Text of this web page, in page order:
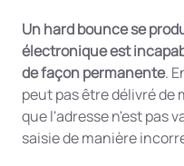
Un hard bounce se
électronique est
de façon permanente.
peut pas être délivré
que l'adresse n'est pas
saisie de manière